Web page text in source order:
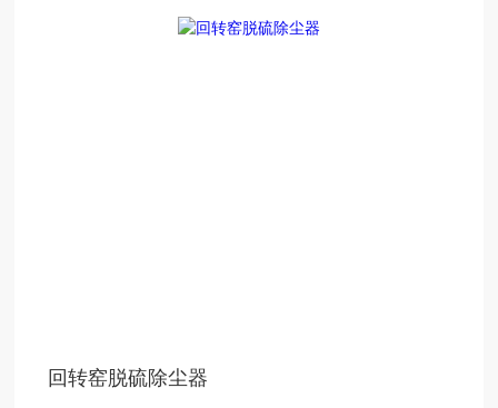
回转窑脱硫除尘器